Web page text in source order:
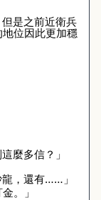
是之前近衛兵
位因此更加穩
麼多信？」
龍，還有……」
。」